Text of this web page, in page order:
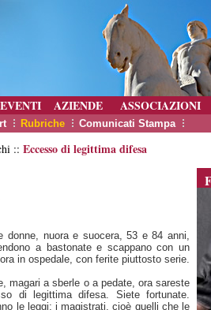
EVENTI AZIENDE ASSOCIAZIONI
Rubriche Comunicati Stampa
:: Eccesso di legittima difesa
donne, nuora e suocera, 53 e 84 anni,
a bastonate e scappano con un
in ospedale, con ferite piuttosto serie.
magari a sberle o a pedate, ora sareste
di legittima difesa. Siete fortunate.
le leggi; i magistrati, cioè quelli che le